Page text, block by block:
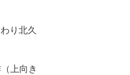
り北久
上向き